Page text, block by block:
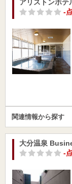
アリストンホテ
-
関連情報から探す
大分温泉
-